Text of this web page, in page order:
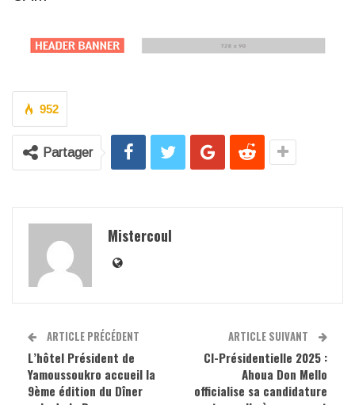
952
Partager
Mistercoul
ARTICLE PRÉCÉDENT
L’hôtel Président de
Yamoussoukro accueil la
9ème édition du Dîner
ARTICLE SUIVANT
CI-Présidentielle 2025 :
Ahoua Don Mello
officialise sa candidature